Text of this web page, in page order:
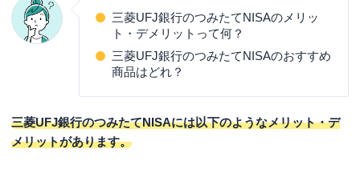
三菱UFJ銀行のつみたてNISAのメリッ
ト・デメリットって何？
三菱UFJ銀行のつみたてNISAのおすすめ
商品はどれ？
三菱UFJ銀行のつみたてNISAには以下のようなメリット・デ
メリットがあります。